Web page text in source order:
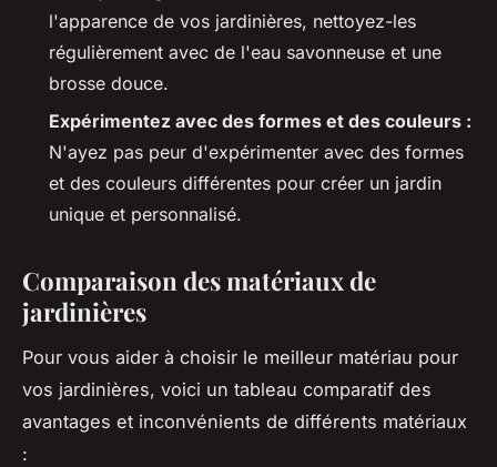
l'apparence de vos jardinières, nettoyez-les
régulièrement avec de l'eau savonneuse et une
brosse douce.
Expérimentez avec des formes et des couleurs :
N'ayez pas peur d'expérimenter avec des formes
et des couleurs différentes pour créer un jardin
unique et personnalisé.
Comparaison des matériaux de
jardinières
Pour vous aider à choisir le meilleur matériau pour
vos jardinières, voici un tableau comparatif des
avantages et inconvénients de différents matériaux
: